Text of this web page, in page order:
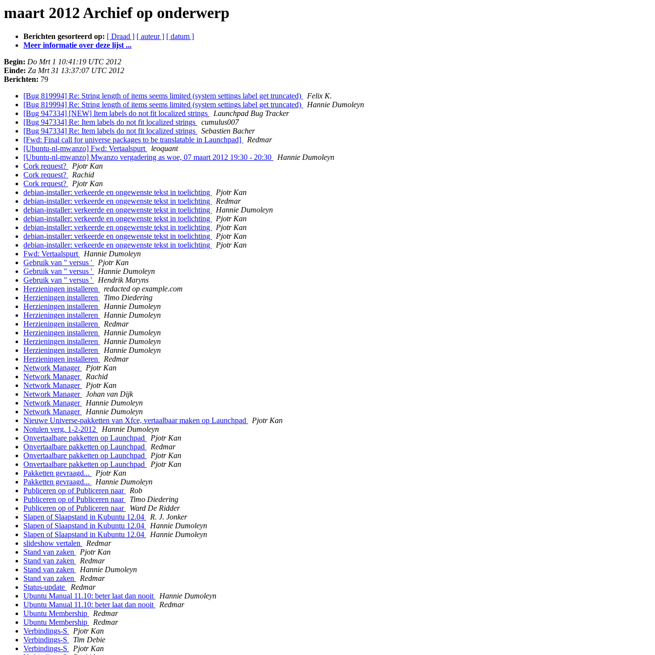
maart 2012 Archief op onderwerp
Berichten gesorteerd op: [ Draad ] [ auteur ] [ datum ]
Meer informatie over deze lijst ...
Begin: Do Mrt 1 10:41:19 UTC 2012
Einde: Za Mrt 31 13:37:07 UTC 2012
Berichten: 79
[Bug 819994] Re: String length of items seems limited (system settings label get truncated)
Felix K.
[Bug 819994] Re: String length of items seems limited (system settings label get truncated)
Hannie Dumoleyn
[Bug 947334] [NEW] Item labels do not fit localized strings
Launchpad Bug Tracker
[Bug 947334] Re: Item labels do not fit localized strings
cumulus007
[Bug 947334] Re: Item labels do not fit localized strings
Sebastien Bacher
[Fwd: Final call for universe packages to be translatable in Launchpad]
Redmar
[Ubuntu-nl-mwanzo] Fwd: Vertaalspurt
leoquant
[Ubuntu-nl-mwanzo] Mwanzo vergadering as woe, 07 maart 2012 19:30 - 20:30
Hannie Dumoleyn
Cork request?
Pjotr Kan
Cork request?
Rachid
Cork request?
Pjotr Kan
debian-installer: verkeerde en ongewenste tekst in toelichting
Pjotr Kan
debian-installer: verkeerde en ongewenste tekst in toelichting
Redmar
debian-installer: verkeerde en ongewenste tekst in toelichting
Hannie Dumoleyn
debian-installer: verkeerde en ongewenste tekst in toelichting
Pjotr Kan
debian-installer: verkeerde en ongewenste tekst in toelichting
Pjotr Kan
debian-installer: verkeerde en ongewenste tekst in toelichting
Pjotr Kan
debian-installer: verkeerde en ongewenste tekst in toelichting
Pjotr Kan
Fwd: Vertaalspurt
Hannie Dumoleyn
Gebruik van " versus '
Pjotr Kan
Gebruik van " versus '
Hannie Dumoleyn
Gebruik van " versus '
Hendrik Maryns
Herzieningen installeren
redacted op example.com
Herzieningen installeren
Timo Diedering
Herzieningen installeren
Hannie Dumoleyn
Herzieningen installeren
Hannie Dumoleyn
Herzieningen installeren
Redmar
Herzieningen installeren
Hannie Dumoleyn
Herzieningen installeren
Hannie Dumoleyn
Herzieningen installeren
Hannie Dumoleyn
Herzieningen installeren
Redmar
Network Manager
Pjotr Kan
Network Manager
Rachid
Network Manager
Pjotr Kan
Network Manager
Johan van Dijk
Network Manager
Hannie Dumoleyn
Network Manager
Hannie Dumoleyn
Nieuwe Universe-pakketten van Xfce, vertaalbaar maken op Launchpad
Pjotr Kan
Notulen verg. 1-2-2012
Hannie Dumoleyn
Onvertaalbare pakketten op Launchpad
Pjotr Kan
Onvertaalbare pakketten op Launchpad
Redmar
Onvertaalbare pakketten op Launchpad
Pjotr Kan
Onvertaalbare pakketten op Launchpad
Pjotr Kan
Pakketten gevraagd...
Pjotr Kan
Pakketten gevraagd...
Hannie Dumoleyn
Publiceren op of Publiceren naar
Rob
Publiceren op of Publiceren naar
Timo Diedering
Publiceren op of Publiceren naar
Ward De Ridder
Slapen of Slaapstand in Kubuntu 12.04
R. J. Jonker
Slapen of Slaapstand in Kubuntu 12.04
Hannie Dumoleyn
Slapen of Slaapstand in Kubuntu 12.04
Hannie Dumoleyn
slideshow vertalen
Redmar
Stand van zaken
Pjotr Kan
Stand van zaken
Redmar
Stand van zaken
Hannie Dumoleyn
Stand van zaken
Redmar
Status-update
Redmar
Ubuntu Manual 11.10: beter laat dan nooit
Hannie Dumoleyn
Ubuntu Manual 11.10: beter laat dan nooit
Redmar
Ubuntu Membership
Redmar
Ubuntu Membership
Redmar
Verbindings-S
Pjotr Kan
Verbindings-S
Tim Debie
Verbindings-S
Pjotr Kan